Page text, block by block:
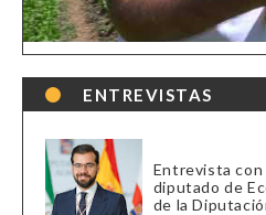
ENTREVISTAS
Entrevista con
diputado de
de la